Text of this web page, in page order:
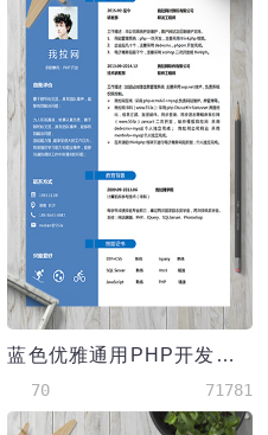
蓝色优雅通用PHP开发工程师简历模板
70 71781